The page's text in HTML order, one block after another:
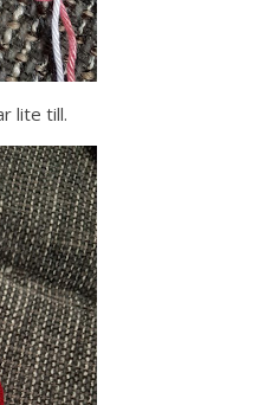
lite till.